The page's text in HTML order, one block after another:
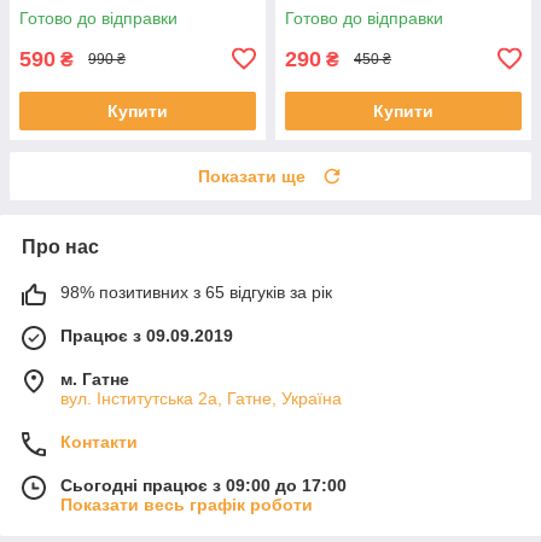
Готово до відправки
590 ₴ 990 ₴
Купити
Готово до відправки
290 ₴ 450 ₴
Купити
Показати ще
Про нас
98% позитивних з 65 відгуків за рік
Працює з 09.09.2019
м. Гатне
вул. Інститутська 2а, Гатне, Україна
Контакти
Сьогодні працює з 09:00 до 17:00
Показати весь графік роботи